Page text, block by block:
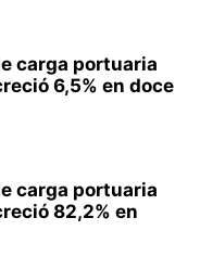
carga portuaria
6,5% en doce
carga portuaria
82,2% en